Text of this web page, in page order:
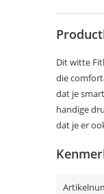
Dit witte
die
dat je
handige
dat je er